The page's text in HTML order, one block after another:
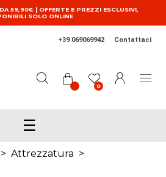
59,90€ | OFFERTE E PREZZI ESCLUSIVI,
SOLO ONLINE
+39 069069942 Contattaci
0
☰
> Attrezzatura >